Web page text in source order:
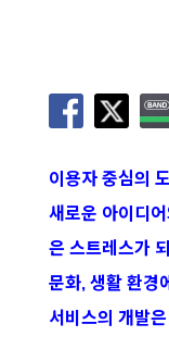
이용자 중심의
새로운 아이디
은 스트레스가
문화, 생활 환경
서비스의 개발